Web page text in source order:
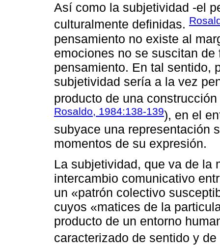
Así como la subjetividad -el
culturalmente definidas.
pensamiento no existe al
emociones no se suscitan
pensamiento. En tal sentido,
subjetividad sería a la vez
producto de una
Rosaldo, 1984:138-139), en el
subyace una representación
momentos de su expresión.
La subjetividad, que va de la
intercambio comunicativo
un «patrón colectivo
cuyos «matices de la
producto de un entorno
caracterizado de sentido y